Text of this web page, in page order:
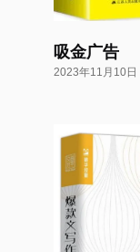
吸金广告
2023年11月10日